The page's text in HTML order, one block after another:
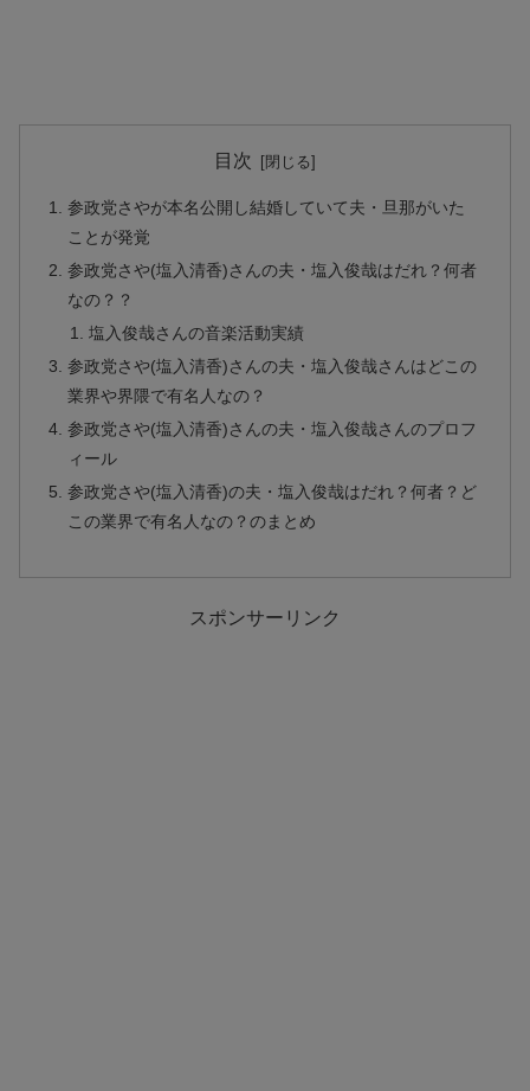
目次
参政党さやが本名公開し結婚していて夫・旦那がいた
ことが発覚
参政党さや(塩入清香)さんの夫・塩入俊哉はだれ？何者
なの？？
塩入俊哉さんの音楽活動実績
参政党さや(塩入清香)さんの夫・塩入俊哉さんはどこの
業界や界隈で有名人なの？
参政党さや(塩入清香)さんの夫・塩入俊哉さんのプロフ
ィール
参政党さや(塩入清香)の夫・塩入俊哉はだれ？何者？ど
この業界で有名人なの？のまとめ
スポンサーリンク